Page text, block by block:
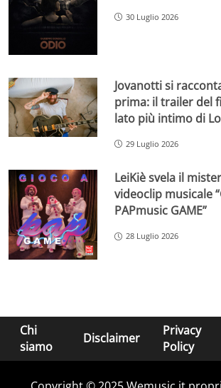
30 Luglio 2026
Jovanotti si
prima: il trailer del
lato più intimo di
29 Luglio 2026
LeiKiè svela il
videoclip musicale
PAPmusic GAME”
28 Luglio 2026
Chi
siamo
Disclaimer
Privacy
Policy